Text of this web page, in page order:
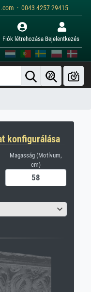
· 0043 4257 29415
Fiók létrehozása Bejelentkezés
konfigurálása
Magasság (Motívum,
cm)